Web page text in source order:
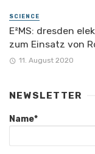
SCIENCE
E²MS: dresden
zum Einsatz von
11. August 2020
NEWSLETTER
Name*